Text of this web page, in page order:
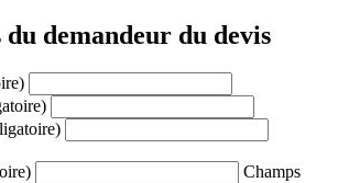
demandeur du devis
Champs